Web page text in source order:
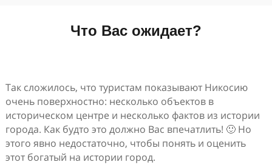
Что Вас ожидает?
Так сложилось, что туристам показывают Никосию
очень поверхностно: несколько объектов в
историческом центре и несколько фактов из истории
города. Как будто это должно Вас впечатлить! 🙂 Но
этого явно недостаточно, чтобы понять и оценить
этот богатый на истории город.